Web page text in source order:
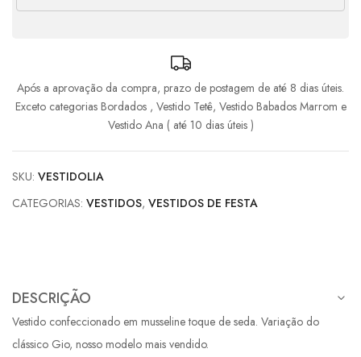
Após a aprovação da compra, prazo de postagem de até 8 dias úteis.
Exceto categorias Bordados , Vestido Tetê, Vestido Babados Marrom e
Vestido Ana ( até 10 dias úteis )
SKU: VESTIDOLIA
CATEGORIAS: VESTIDOS, VESTIDOS DE FESTA
DESCRIÇÃO
Vestido confeccionado em musseline toque de seda. Variação do
clássico Gio, nosso modelo mais vendido.